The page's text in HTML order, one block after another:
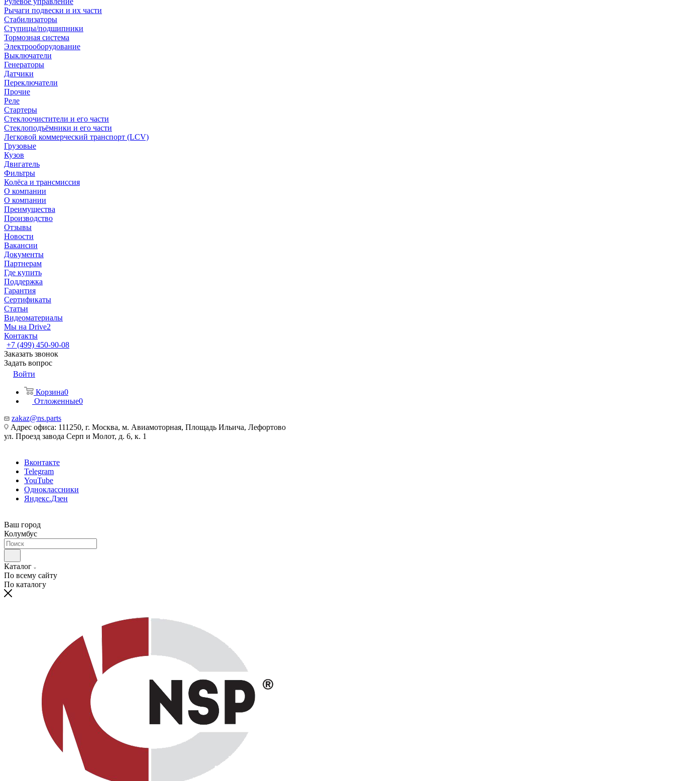
Рычаги подвески и их части
Стабилизаторы
Ступицы/подшипники
Тормозная система
Электрооборудование
Выключатели
Генераторы
Датчики
Переключатели
Прочие
Реле
Стартеры
Стеклоочистители и его части
Стеклоподъёмники и его части
Легковой коммерческий транспорт (LCV)
Грузовые
Кузов
Двигатель
Фильтры
Колёса и трансмиссия
О компании
О компании
Преимущества
Производство
Отзывы
Новости
Вакансии
Документы
Партнерам
Где купить
Поддержка
Гарантия
Сертификаты
Статьи
Видеоматериалы
Мы на Drive2
Контакты
+7 (499) 450-90-08
Заказать звонок
Задать вопрос
Войти
Корзина0
Отложенные0
zakaz@ns.parts
Адрес офиса: 111250, г. Москва, м. Авиамоторная, Площадь Ильича, Лефортово
ул. Проезд завода Серп и Молот, д. 6, к. 1
Вконтакте
Telegram
YouTube
Одноклассники
Яндекс.Дзен
Ваш город
Колумбус
Каталог
По всему сайту
По каталогу